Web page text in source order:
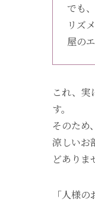
でも
リズ
屋の
これ、実
す。
そのため
涼しいお
どありま
「人様